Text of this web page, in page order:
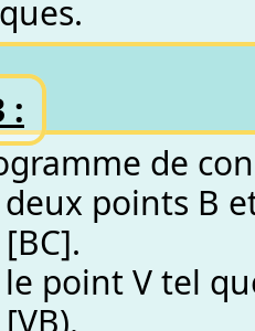
:
de
deux points B
le point V tel